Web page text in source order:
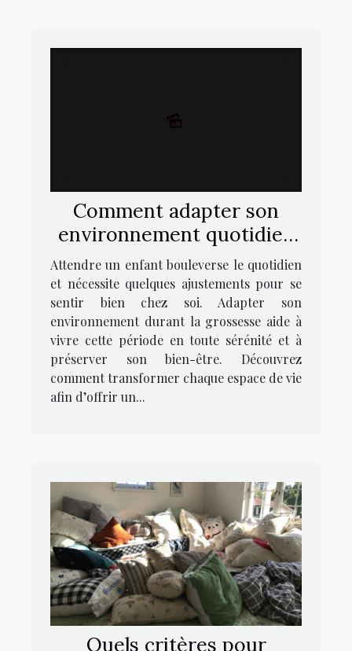
Comment adapter son
environnement quotidien
pour une grossesse
confortable ?
Attendre un enfant bouleverse le quotidien
et nécessite quelques ajustements pour se
sentir bien chez soi. Adapter son
environnement durant la grossesse aide à
vivre cette période en toute sérénité et à
préserver son bien-être. Découvrez
comment transformer chaque espace de vie
afin d’offrir un...
Quels critères pour